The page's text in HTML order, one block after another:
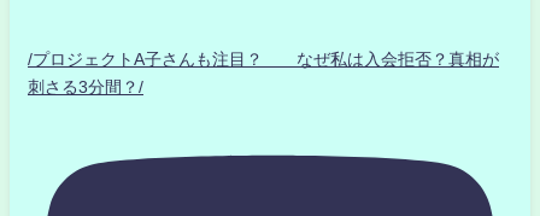
/プロジェクトA子さんも注目？ なぜ私は入会拒否？真相が
刺さる3分間？/